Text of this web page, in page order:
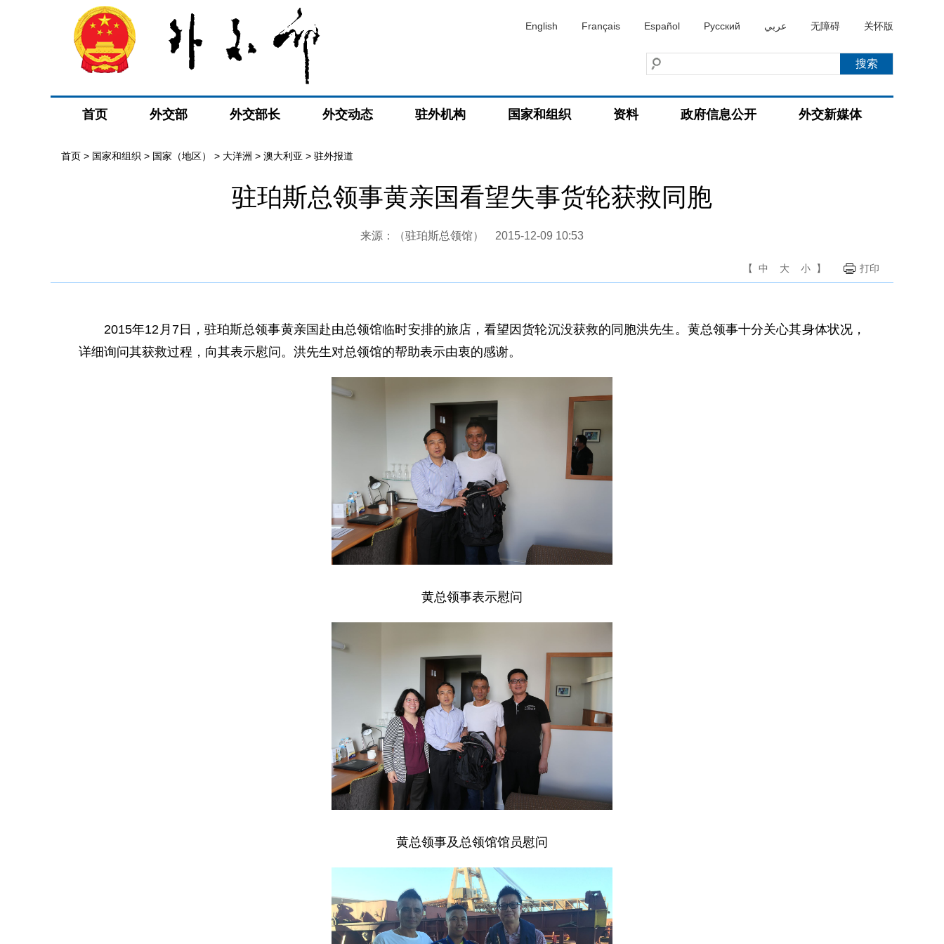
English Français Español Русский عربي 无障碍 关怀版
首页 外交部 外交部长 外交动态 驻外机构 国家和组织 资料 政府信息公开 外交新媒体
首页 > 国家和组织 > 国家（地区） > 大洋洲 > 澳大利亚 > 驻外报道
驻珀斯总领事黄亲国看望失事货轮获救同胞
来源：（驻珀斯总领馆） 2015-12-09 10:53
【 中 大 小 】 打印
2015年12月7日，驻珀斯总领事黄亲国赴由总领馆临时安排的旅店，看望因货轮沉没获救的同胞洪先生。黄总领事十分关心其身体状况，
详细询问其获救过程，向其表示慰问。洪先生对总领馆的帮助表示由衷的感谢。
黄总领事表示慰问
黄总领事及总领馆馆员慰问